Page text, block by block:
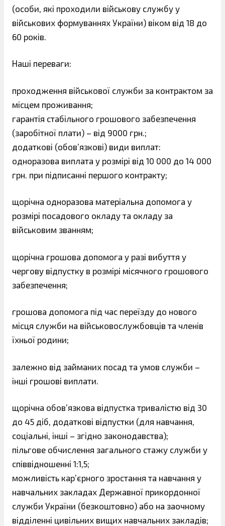
(особи, які проходили військову службу у
військових формуваннях України) віком від 18 до
60 років.
Наші переваги:
проходження військової служби за контрактом за
місцем проживання;
гарантія стабільного грошового забезпечення
(заробітної плати) – від 9000 грн.;
додаткові (обов’язкові) види виплат:
одноразова виплата у розмірі від 10 000 до 14 000
грн. при підписанні першого контракту;
щорічна одноразова матеріальна допомога у
розмірі посадового окладу та окладу за
військовим званням;
щорічна грошова допомога у разі вибуття у
чергову відпустку в розмірі місячного грошового
забезпечення;
грошова допомога під час переїзду до нового
місця служби на військовослужбовців та членів
їхньої родини;
залежно від займаних посад та умов служби –
інші грошові виплати.
щорічна обов’язкова відпустка тривалістю від 30
до 45 діб, додаткові відпустки (для навчання,
соціальні, інші – згідно законодавства);
пільгове обчислення загального стажу служби у
співвідношенні 1:1,5;
можливість кар’єрного зростання та навчання у
навчальних закладах Державної прикордонної
служби України (безкоштовно) або на заочному
відділенні цивільних вищих навчальних закладів;